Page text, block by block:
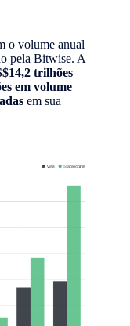
o volume anual
pela Bitwise. A
trilhões
em volume
em sua